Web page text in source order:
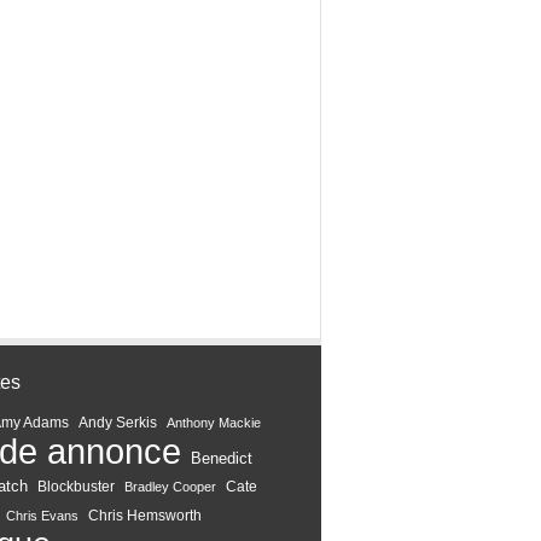
Adams Andy Serkis Anthony Mackie
annonce
Benedict
Blockbuster Bradley Cooper
Cate
Chris Evans Chris Hemsworth